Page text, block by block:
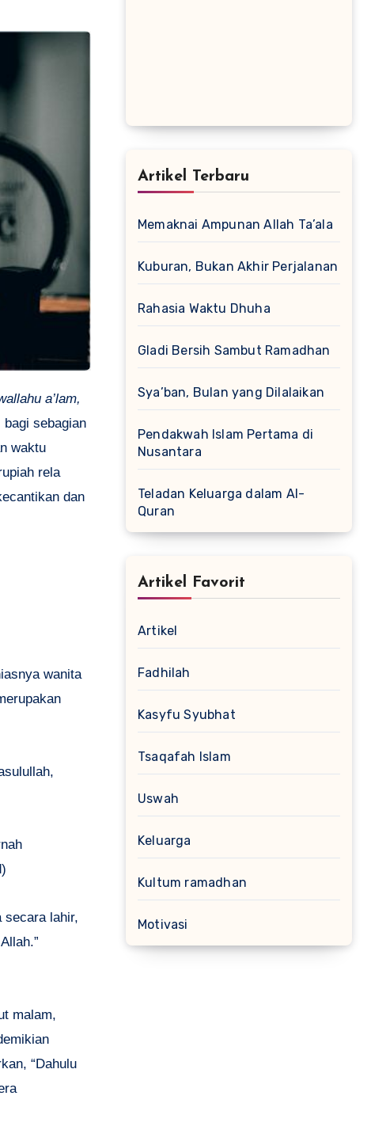
a’lam,
sebagian
waktu
rela
dan
wanita
secara lahir,
malam,
“Dahulu
Artikel Terbaru
Memaknai Ampunan Allah Ta’ala
Kuburan, Bukan Akhir Perjalanan
Rahasia Waktu Dhuha
Gladi Bersih Sambut Ramadhan
Sya’ban, Bulan yang Dilalaikan
Pendakwah Islam Pertama di
Nusantara
Teladan Keluarga dalam Al-
Quran
Artikel Favorit
Artikel
Fadhilah
Kasyfu Syubhat
Tsaqafah Islam
Uswah
Keluarga
Kultum ramadhan
Motivasi